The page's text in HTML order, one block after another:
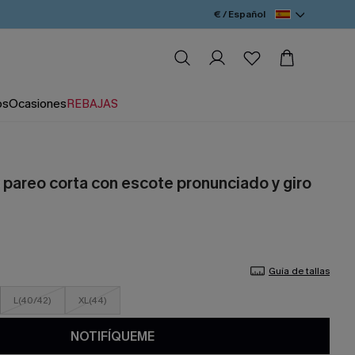
€ / Español
OcasionesREBAJAS
corta con escote pronunciado y giro
Guía de tallas
L(40/42) XL(44)
NOTIFÍQUEME